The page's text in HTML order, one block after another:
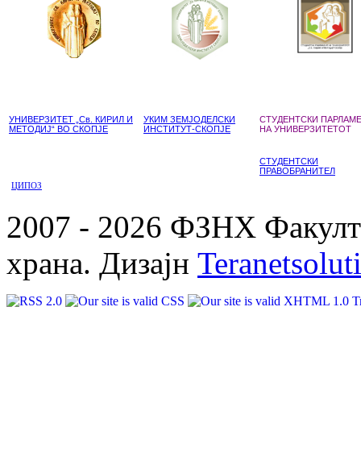
УНИВЕРЗИТЕТ „Св. КИРИЛ И
МЕТОДИЈ“ ВО СКОПЈЕ
УКИМ ЗЕМЈОДЕЛСКИ
ИНСТИТУТ-СКОПЈЕ
СТУДЕНТСКИ
НА УНИВЕРЗИТЕТОТ
СТУДЕНТСКИ
ПРАВОБРАНИТЕЛ
ЦИПОЗ
2007 - 2026 ФЗНХ
храна. Дизајн